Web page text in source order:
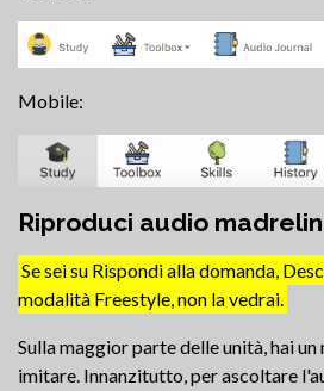
Mobile:
Riproduci audio
Se sei su Rispondi alla domanda,
modalità Freestyle, non la vedrai.
Sulla maggior parte delle unità, hai
imitare. Innanzitutto, per ascoltare